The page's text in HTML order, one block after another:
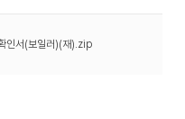
인서(보일러)(재).zip